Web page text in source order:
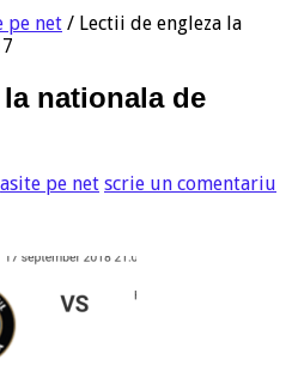
pe net / Lectii de engleza la
nationala de
pe net scrie un comentariu